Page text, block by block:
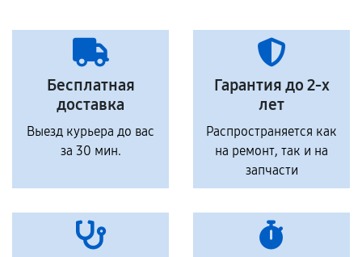
Бесплатная
доставка
Выезд курьера до вас
за 30 мин.
Гарантия до 2-х
лет
Распространяется как
на ремонт, так и на
запчасти